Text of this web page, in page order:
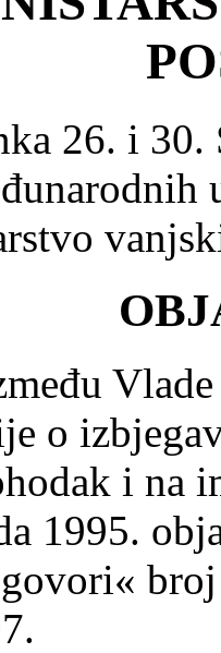
26. i
o
i na
1995.